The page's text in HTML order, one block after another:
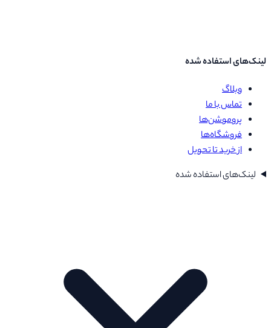
لینک‌های استفاده شده
وبلاگ
تماس با ما
پروموشن‌ها
فروشگاه‌ها
از خرید تا تحویل
لینک‌های استفاده شده